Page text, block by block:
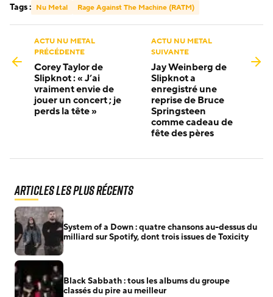
Tags : Nu Metal Rage Against The Machine (RATM)
ACTU NU METAL
PRÉCÉDENTE
Corey Taylor de
Slipknot : « J’ai
vraiment envie de
jouer un concert ; je
perds la tête »
ACTU NU METAL
SUIVANTE
Jay Weinberg de
Slipknot a
enregistré une
reprise de Bruce
Springsteen
comme cadeau de
fête des pères
Articles les plus récents
System of a Down : quatre chansons au-dessus du
milliard sur Spotify, dont trois issues de Toxicity
Black Sabbath : tous les albums du groupe
classés du pire au meilleur